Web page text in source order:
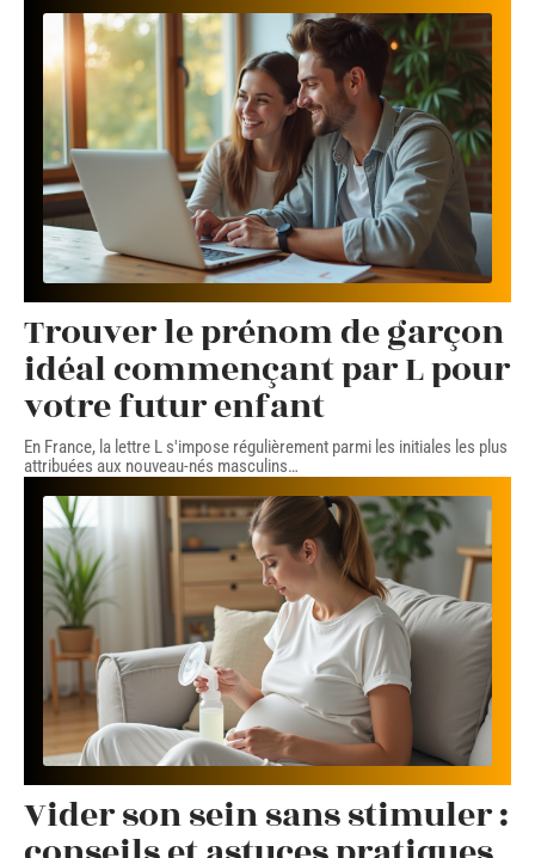
Trouver le prénom de garçon
idéal commençant par L pour
votre futur enfant
En France, la lettre L s'impose régulièrement parmi les initiales les plus
attribuées aux nouveau-nés masculins…
Vider son sein sans stimuler :